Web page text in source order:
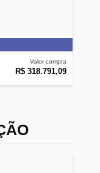
Valor compra
R$ 318.791,09